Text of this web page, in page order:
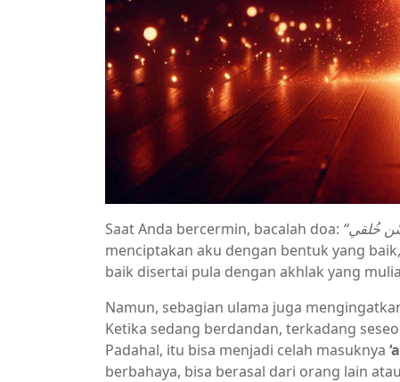
Saat Anda bercermin, bacalah doa: “خُلقي
menciptakan aku dengan bentuk yang
baik disertai pula dengan akhlak yang
Namun, sebagian ulama juga
Ketika sedang berdandan, terkadang
Padahal, itu bisa menjadi celah masuknya
berbahaya, bisa berasal dari orang lain